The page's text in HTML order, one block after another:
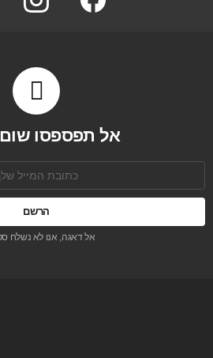
אל תפספסו
אל דאגה, אנו לא נשלח